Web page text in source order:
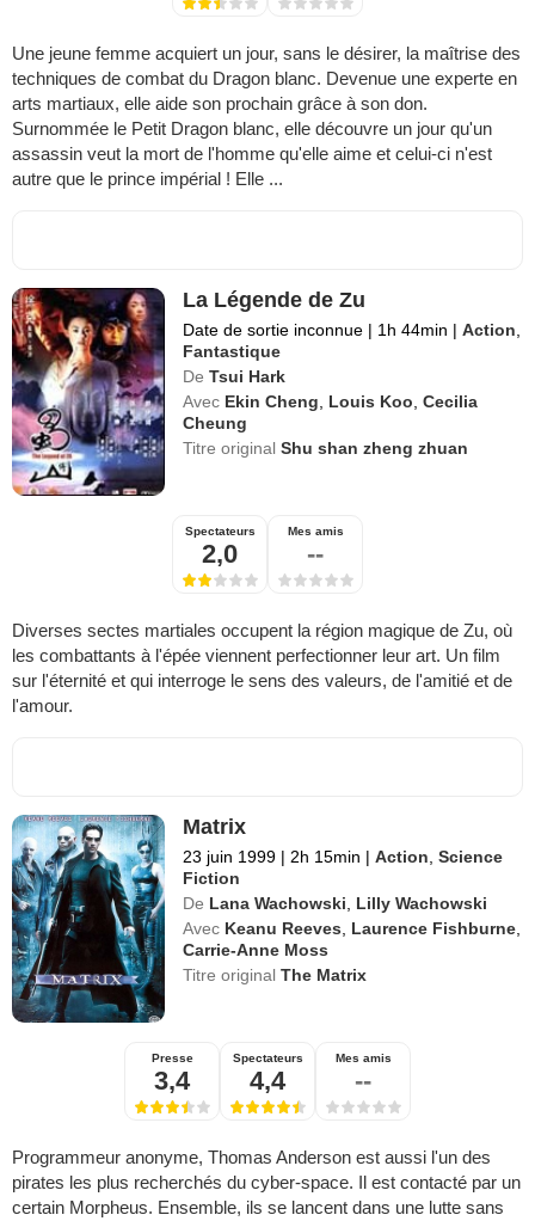
Une jeune femme acquiert un jour, sans le désirer, la maîtrise des
techniques de combat du Dragon blanc. Devenue une experte en
arts martiaux, elle aide son prochain grâce à son don.
Surnommée le Petit Dragon blanc, elle découvre un jour qu'un
assassin veut la mort de l'homme qu'elle aime et celui-ci n'est
autre que le prince impérial ! Elle ...
La Légende de Zu
Date de sortie inconnue | 1h 44min | Action
Fantastique
De Tsui Hark
Avec Ekin Cheng Louis Koo ,Cecilia
Cheung
Titre originalShu shan zheng zhuan
Spectateurs
2,0
Mes amis
--
Diverses sectes martiales occupent la région magique de Zu, où
les combattants à l'épée viennent perfectionner leur art. Un film
sur l'éternité et qui interroge le sens des valeurs, de l'amitié et de
l'amour.
Matrix
23 juin 1999 | 2h 15min | Action ,Science
Fiction
De Lana Wachowski
Lilly Wachowski
Avec Keanu Reeves Laurence Fishburne
Carrie-Anne Moss
Titre originalThe Matrix
Presse
3,4
Spectateurs
4,4
Mes amis
--
Programmeur anonyme, Thomas Anderson est aussi l'un des
pirates les plus recherchés du cyber-space. Il est contacté par un
certain Morpheus. Ensemble, ils se lancent dans une lutte sans